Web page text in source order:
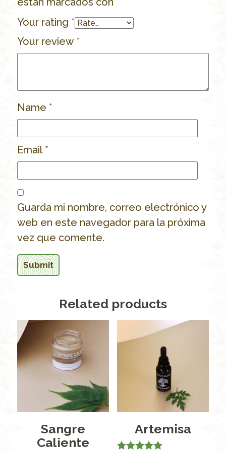
Your rating *
Your review *
Name *
Email *
Guarda mi nombre, correo electrónico y
web en este navegador para la próxima
vez que comente.
Related products
Sangre
Caliente
Artemisa